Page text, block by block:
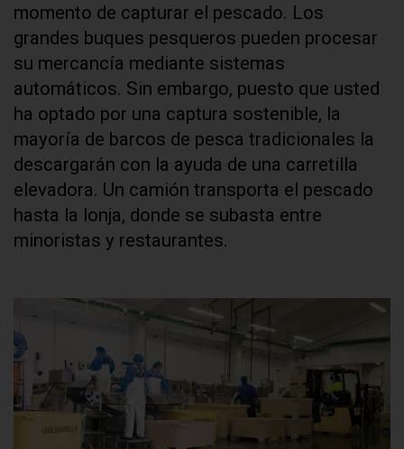
momento de capturar el pescado. Los
grandes buques pesqueros pueden procesar
su mercancía mediante sistemas
automáticos. Sin embargo, puesto que usted
ha optado por una captura sostenible, la
mayoría de barcos de pesca tradicionales la
descargarán con la ayuda de una carretilla
elevadora. Un camión transporta el pescado
hasta la lonja, donde se subasta entre
minoristas y restaurantes.